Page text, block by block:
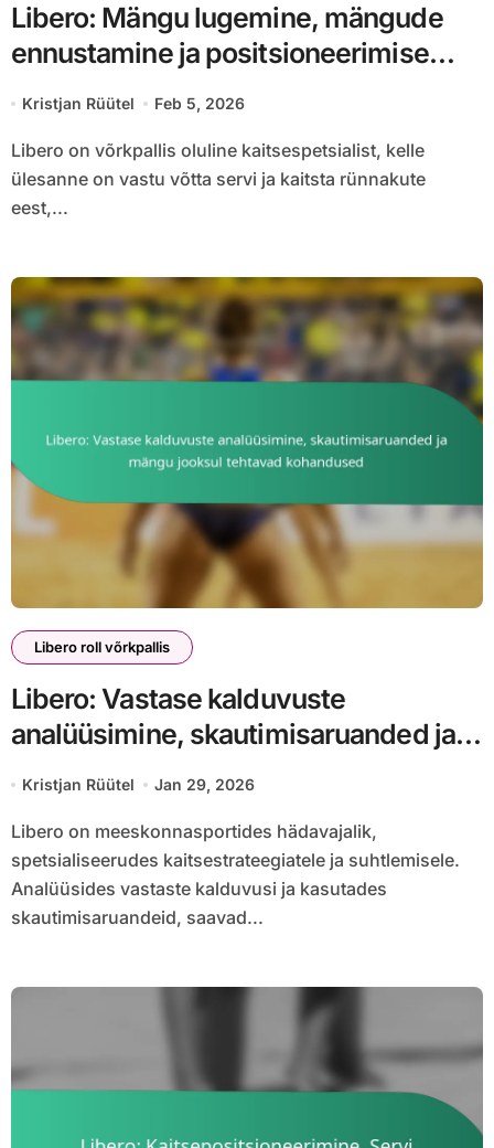
Libero: Mängu lugemine, mängude
ennustamine ja positsioneerimise
kohandamine
Kristjan Rüütel Feb 5, 2026
Libero on võrkpallis oluline kaitsespetsialist, kelle
ülesanne on vastu võtta servi ja kaitsta rünnakute
eest,...
Libero roll võrkpallis
Libero: Vastase kalduvuste
analüüsimine, skautimisaruanded ja
mängu jooksul tehtavad kohandused
Kristjan Rüütel Jan 29, 2026
Libero on meeskonnasportides hädavajalik,
spetsialiseerudes kaitsestrateegiatele ja suhtlemisele.
Analüüsides vastaste kalduvusi ja kasutades
skautimisaruandeid, saavad...